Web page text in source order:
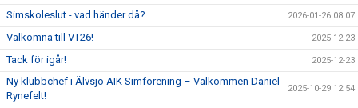
Simskoleslut - vad händer då? 2026-01-26 08:07
Välkomna till VT26! 2025-12-23
Tack för igår! 2025-12-23
Ny klubbchef i Älvsjö AIK Simförening – Välkommen Daniel
Rynefelt!
2025-10-29 12:54